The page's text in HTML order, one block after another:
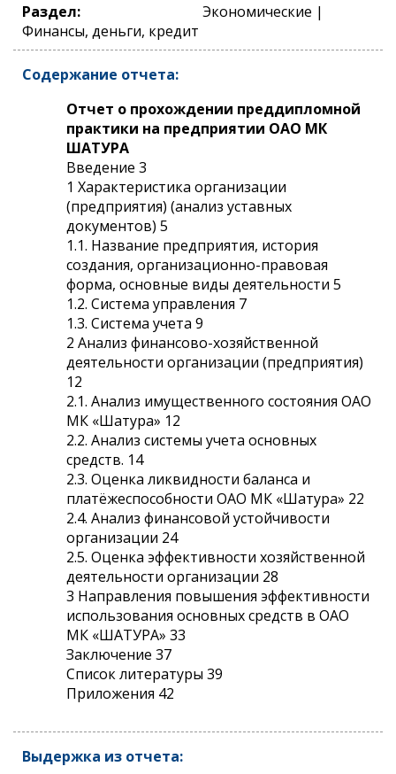
Раздел:
Экономические |
Финансы, деньги, кредит
Содержание отчета:
Отчет о прохождении преддипломной
практики на предприятии ОАО МК
ШАТУРА
Введение 3
1 Характеристика организации
(предприятия) (анализ уставных
документов) 5
1.1. Название предприятия, история
создания, организационно-правовая
форма, основные виды деятельности 5
1.2. Система управления 7
1.3. Система учета 9
2 Анализ финансово-хозяйственной
деятельности организации (предприятия)
12
2.1. Анализ имущественного состояния ОАО
МК «Шатура» 12
2.2. Анализ системы учета основных
средств. 14
2.3. Оценка ликвидности баланса и
платёжеспособности ОАО МК «Шатура» 22
2.4. Анализ финансовой устойчивости
организации 24
2.5. Оценка эффективности хозяйственной
деятельности организации 28
3 Направления повышения эффективности
использования основных средств в ОАО
МК «ШАТУРА» 33
Заключение 37
Список литературы 39
Приложения 42
Выдержка из отчета: